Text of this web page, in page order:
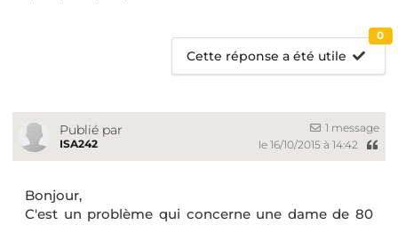
Cette réponse a été utile
0
Publié par
ISA242
1 message
le 16/10/2015 à 14:42
Bonjour,
C'est un problème qui concerne une dame de 80